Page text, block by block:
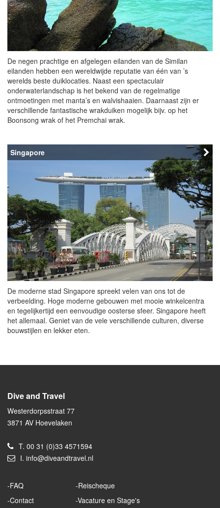
De negen prachtige en afgelegen eilanden van de Similan
eilanden hebben een wereldwijde reputatie van één van ’s
werelds beste duiklocaties. Naast een spectaculair
onderwaterlandschap is het bekend van de regelmatige
ontmoetingen met manta’s en walvishaaien. Daarnaast zijn er
verschillende fantastische wrakduiken mogelijk bijv. op het
Boonsong wrak of het Premchai wrak.
Singapore
De moderne stad Singapore spreekt velen van ons tot de
verbeelding. Hoge moderne gebouwen met mooie winkelcentra
en tegelijkertijd een eenvoudige oosterse sfeer. Singapore heeft
het allemaal. Geniet van de vele verschillende culturen, diverse
bouwstijlen en lekker eten.
Dive and Travel
Westerdorpsstraat 77
3871 AV Hoevelaken
T. 00 31 (0)33 4571594
I. info@diveandtravel.nl
FAQ
Contact
Reischeque
Vacature en Stage's